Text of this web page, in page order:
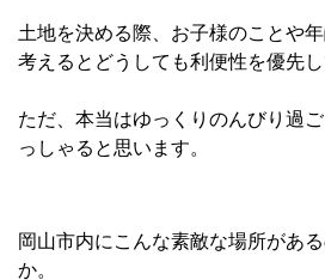
土地を決める際、お子様のことや
考えるとどうしても利便性を優先し
ただ、本当はゆっくりのんびり過
っしゃると思います。
岡山市内にこんな素敵な場所があ
か。